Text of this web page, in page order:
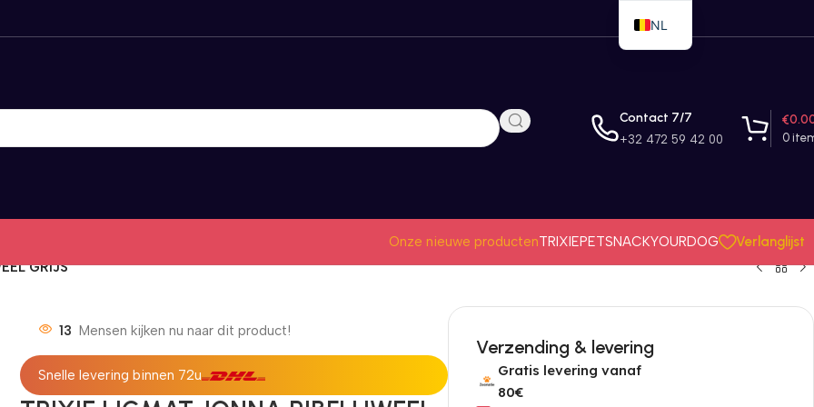
Contact 7/7
+32 472 59 42 00 0
€
Onze nieuwe productenTRIXIEPETSNACKYOURDOG
Verlanglijst
GRIJS
13 Mensen kijken nu naar dit product!
Snelle levering binnen 72u
Verzending & levering
Gratis levering vanaf
80€
NL
EN